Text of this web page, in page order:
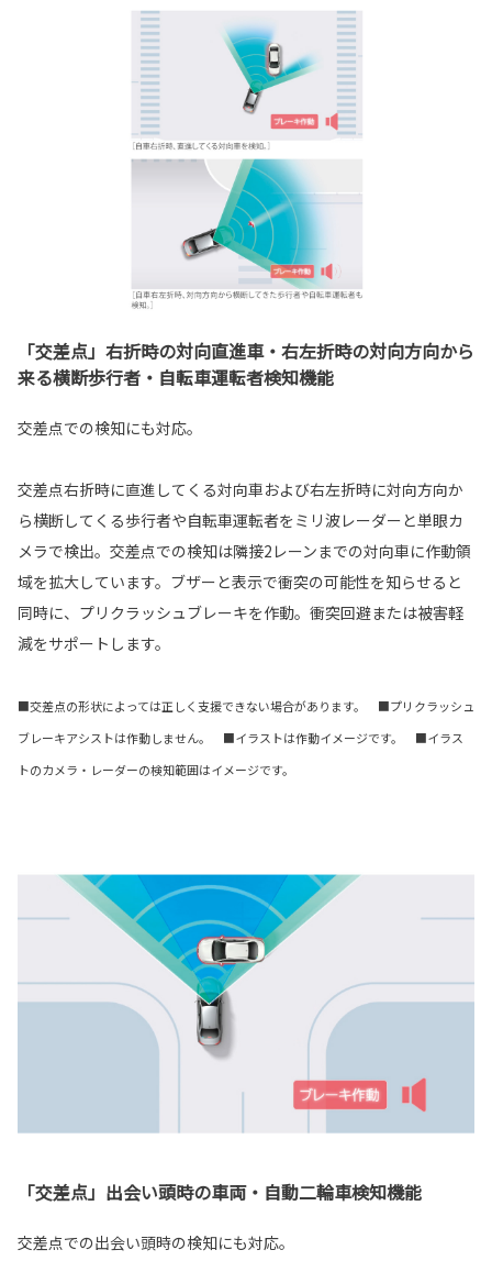
「交差点」右折時の対向直進車・右左折時の対向方向から
来る横断歩行者・自転車運転者検知機能
交差点での検知にも対応。
交差点右折時に直進してくる対向車および右左折時に対向方向か
ら横断してくる歩行者や自転車運転者をミリ波レーダーと単眼カ
メラで検出。交差点での検知は隣接2レーンまでの対向車に作動領
域を拡大しています。ブザーと表示で衝突の可能性を知らせると
同時に、プリクラッシュブレーキを作動。衝突回避または被害軽
減をサポートします。
■交差点の形状によっては正しく支援できない場合があります。 ■プリクラッシュ
ブレーキアシストは作動しません。 ■イラストは作動イメージです。 ■イラス
トのカメラ・レーダーの検知範囲はイメージです。
「交差点」出会い頭時の車両・自動二輪車検知機能
交差点での出会い頭時の検知にも対応。